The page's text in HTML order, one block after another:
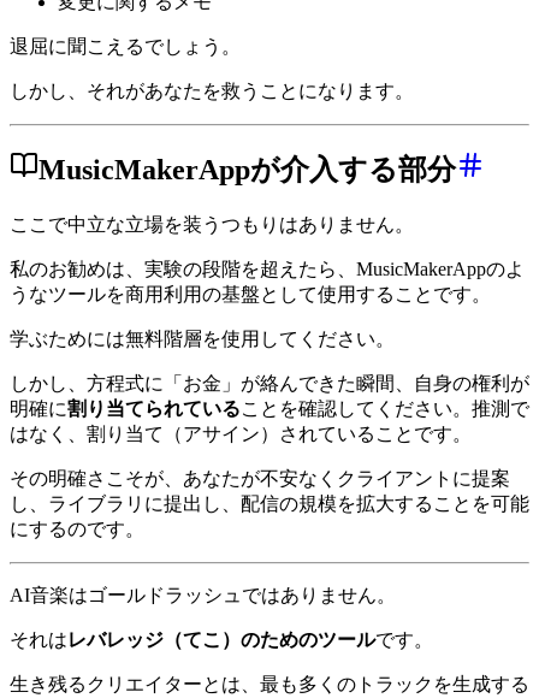
退屈に聞こえるでしょう。
しかし、それがあなたを救うことになります。
MusicMakerAppが介入する部分
ここで中立な立場を装うつもりはありません。
私のお勧めは、実験の段階を超えたら、MusicMakerAppのよ
うなツールを商用利用の基盤として使用することです。
学ぶためには無料階層を使用してください。
しかし、方程式に「お金」が絡んできた瞬間、自身の権利が
明確に割り当てられていることを確認してください。推測で
はなく、割り当て（アサイン）されていることです。
その明確さこそが、あなたが不安なくクライアントに提案
し、ライブラリに提出し、配信の規模を拡大することを可能
にするのです。
AI音楽はゴールドラッシュではありません。
それはレバレッジ（てこ）のためのツールです。
生き残るクリエイターとは、最も多くのトラックを生成する